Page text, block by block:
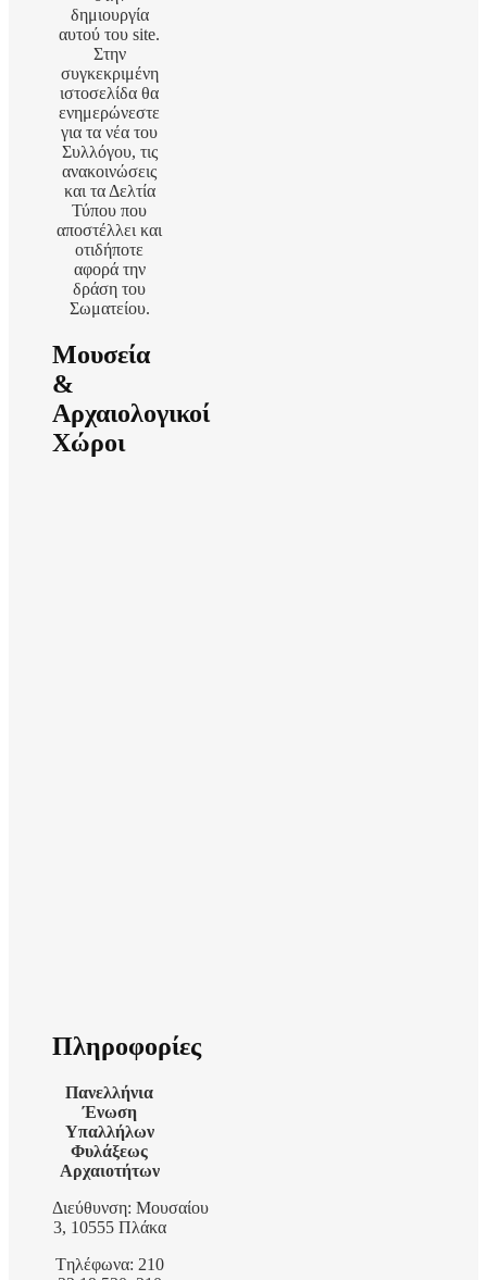
δημιουργία
αυτού του site.
Στην
συγκεκριμένη
ιστοσελίδα θα
ενημερώνεστε
για τα νέα του
Συλλόγου, τις
ανακοινώσεις
και τα Δελτία
Τύπου που
αποστέλλει και
οτιδήποτε
αφορά την
δράση του
Σωματείου.
Μουσεία
&
Αρχαιολογικοί
Χώροι
Πληροφορίες
Πανελλήνια
Ένωση
Υπαλλήλων
Φυλάξεως
Αρχαιοτήτων
Διεύθυνση: Μουσαίου
3, 10555 Πλάκα
Tηλέφωνα: 210